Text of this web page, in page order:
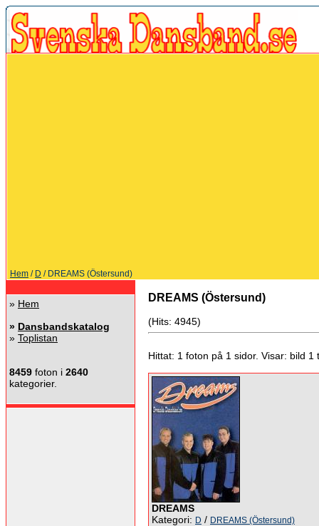
Hem / D / DREAMS (Östersund)
» Hem
» Dansbandskatalog
» Toplistan
8459 foton i 2640
kategorier.
DREAMS (Östersund)
(Hits: 4945)
Hittat: 1 foton på 1 sidor. Visar: bild 1
DREAMS
Kategori: D / DREAMS (Östersund)